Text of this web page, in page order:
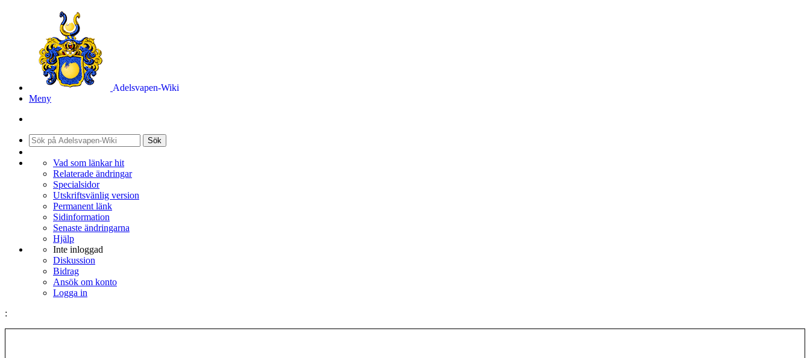
Adelsvapen-Wiki
Meny
Sök
Vad som länkar hit
Relaterade ändringar
Specialsidor
Utskriftsvänlig version
Permanent länk
Sidinformation
Senaste ändringarna
Hjälp
Inte inloggad
Diskussion
Bidrag
Ansök om konto
Logga in
: